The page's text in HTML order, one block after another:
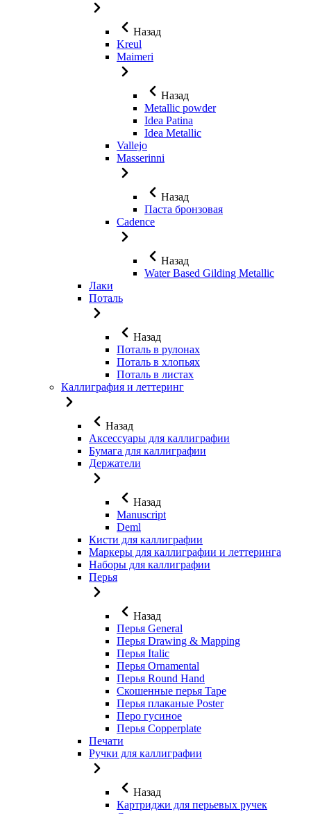
Назад
Kreul
Maimeri
Назад
Metallic powder
Idea Patina
Idea Metallic
Vallejo
Masserinni
Назад
Паста бронзовая
Cadence
Назад
Water Based Gilding Metallic
Лаки
Поталь
Назад
Поталь в рулонах
Поталь в хлопьях
Поталь в листах
Каллиграфия и леттеринг
Назад
Аксессуары для каллиграфии
Бумага для каллиграфии
Держатели
Назад
Manuscript
Deml
Кисти для каллиграфии
Маркеры для каллиграфии и леттеринга
Наборы для каллиграфии
Перья
Назад
Перья General
Перья Drawing & Mapping
Перья Italic
Перья Ornamental
Перья Round Hand
Скошенные перья Tape
Перья плаканые Poster
Перо гусиное
Перья Copperplate
Печати
Ручки для каллиграфии
Назад
Картриджи для перьевых ручек